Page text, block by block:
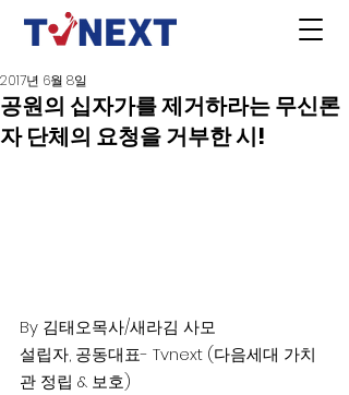
공원의 십자가를 제거하라는 무신론
자 단체의 요청을 거부한 시!
2017년 6월 8일
By 김태오목사/새라김 사모
설립자, 공동대표- Tvnext (다음세대 가치
관 정립 & 보호)